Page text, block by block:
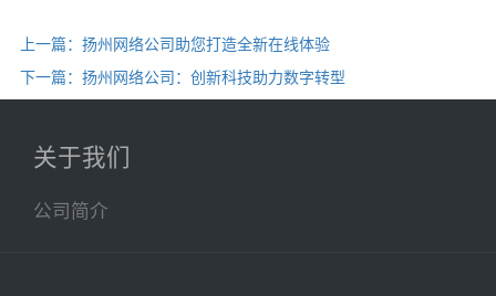
上一篇：扬州网络公司助您打造全新在线体验
下一篇：扬州网络公司：创新科技助力数字转型
关于我们
公司简介